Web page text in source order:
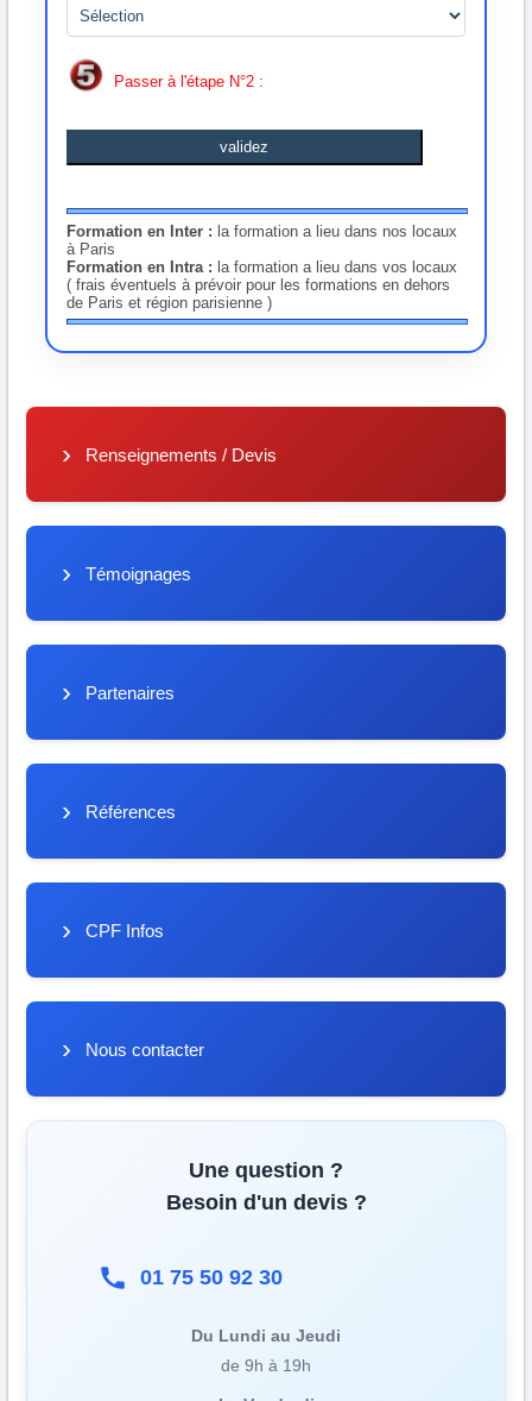
Passer à l'étape N°2 :
validez
Formation en Inter : la formation a lieu dans nos locaux
à Paris
Formation en Intra : la formation a lieu dans vos locaux
( frais éventuels à prévoir pour les formations en dehors
de Paris et région parisienne )
Renseignements / Devis
Témoignages
Partenaires
Références
CPF Infos
Nous contacter
Une question ?
Besoin d'un devis ?
01 75 50 92 30
Du Lundi au Jeudi
de 9h à 19h